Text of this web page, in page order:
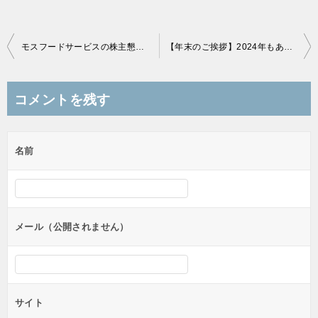
投
ビ
ー
シ
ョ
ン
コメントを残す
名前
メール（公開されません）
サイト